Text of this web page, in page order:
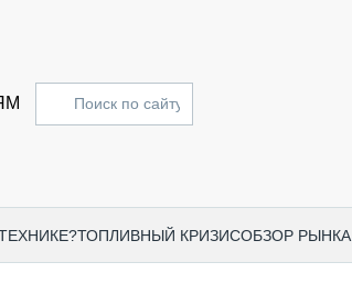
ТОПЛИВНЫЙ КРИЗИСОБЗОР РЫНКА